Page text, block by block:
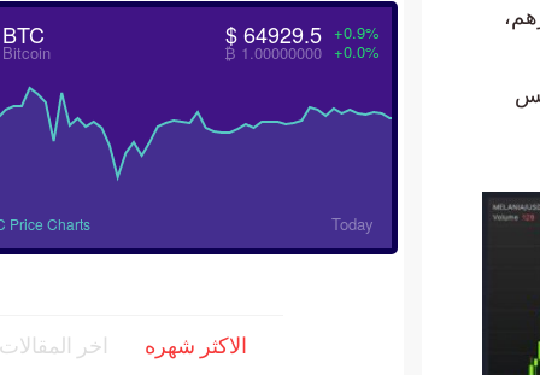
BTC
Bitcoin
+0.9%
+0.0%
$ 64929.5
₿ 1.00000000
BTC Price Charts Today
الاكثر شهره اخر المقالات